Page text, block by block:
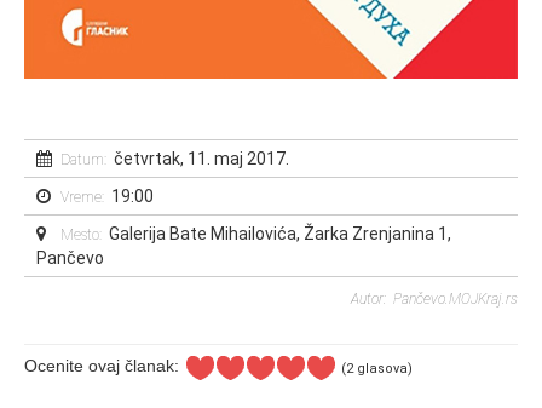
Datum: četvrtak, 11. maj 2017.
Vreme: 19:00
Mesto: Galerija Bate Mihailovića, Žarka Zrenjanina 1,
Pančevo
Autor: Pančevo.MOJKraj.rs
Ocenite ovaj članak: (2 glasova)